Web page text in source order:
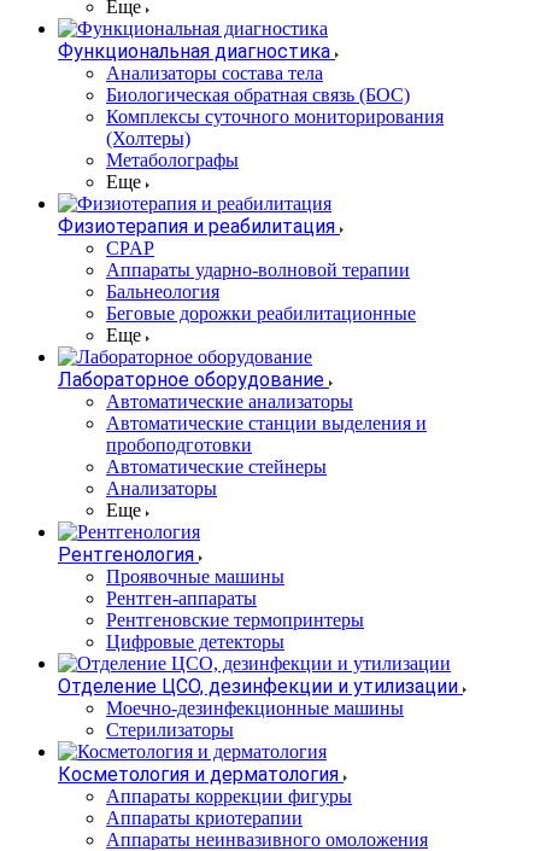
Еще
Функциональная диагностика
Анализаторы состава тела
Биологическая обратная связь (БОС)
Комплексы суточного мониторирования
(Холтеры)
Метаболографы
Еще
Физиотерапия и реабилитация
CPAP
Аппараты ударно-волновой терапии
Бальнеология
Беговые дорожки реабилитационные
Еще
Лабораторное оборудование
Автоматические анализаторы
Автоматические станции выделения и
пробоподготовки
Автоматические стейнеры
Анализаторы
Еще
Рентгенология
Проявочные машины
Рентген-аппараты
Рентгеновские термопринтеры
Цифровые детекторы
Отделение ЦСО, дезинфекции и утилизации
Моечно-дезинфекционные машины
Стерилизаторы
Косметология и дерматология
Аппараты коррекции фигуры
Аппараты криотерапии
Аппараты неинвазивного омоложения